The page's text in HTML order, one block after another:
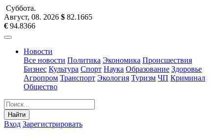
Суббота.
Август, 08. 2026 $ 82.1665
€ 94.8366
Новости
Все новости Политика Экономика Происшествия
Бизнес Культура Спорт Наука Образование Здоровье
Агропром Транспорт Экология Туризм ЧП Криминал
Общество
Найти
Вход Зарегистрировать